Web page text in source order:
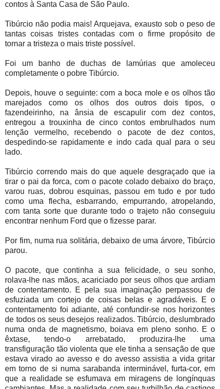
contos à Santa Casa de São Paulo.
Tibúrcio não podia mais! Arquejava, exausto sob o peso de
tantas coisas tristes contadas com o firme propósito de
tornar a tristeza o mais triste possível.
Foi um banho de duchas de lamúrias que amoleceu
completamente o pobre Tibúrcio.
Depois, houve o seguinte: com a boca mole e os olhos tão
marejados como os olhos dos outros dois tipos, o
fazendeirinho, na ânsia de escapulir com dez contos,
entregou a trouxinha de cinco contos embrulhados num
lenção vermelho, recebendo o pacote de dez contos,
despedindo-se rapidamente e indo cada qual para o seu
lado.
Tibúrcio correndo mais do que aquele desgraçado que ia
tirar o pai da forca, com o pacote colado debaixo do braço,
varou ruas, dobrou esquinas, passou em tudo e por tudo
como uma flecha, esbarrando, empurrando, atropelando,
com tanta sorte que durante todo o trajeto não conseguiu
encontrar nenhum Ford que o fizesse parar.
Por fim, numa rua solitária, debaixo de uma árvore, Tibúrcio
parou.
O pacote, que continha a sua felicidade, o seu sonho,
rolava-lhe nas mãos, acariciado por seus olhos que ardiam
de contentamento. E pela sua imaginação perpassou de
esfuziada um cortejo de coisas belas e agradáveis. E o
contentamento foi adiante, até confundir-se nos horizontes
de todos os seus desejos realizados. Tibúrcio, deslumbrado
numa onda de magnetismo, boiava em pleno sonho. E o
êxtase, tendo-o arrebatado, produzira-lhe uma
transfiguração tão violenta que ele tinha a sensação de que
estava virado ao avesso e do avesso assistia a vida gritar
em torno de si numa sarabanda interminável, furta-cor, em
que a realidade se esfumava em miragens de longínquas